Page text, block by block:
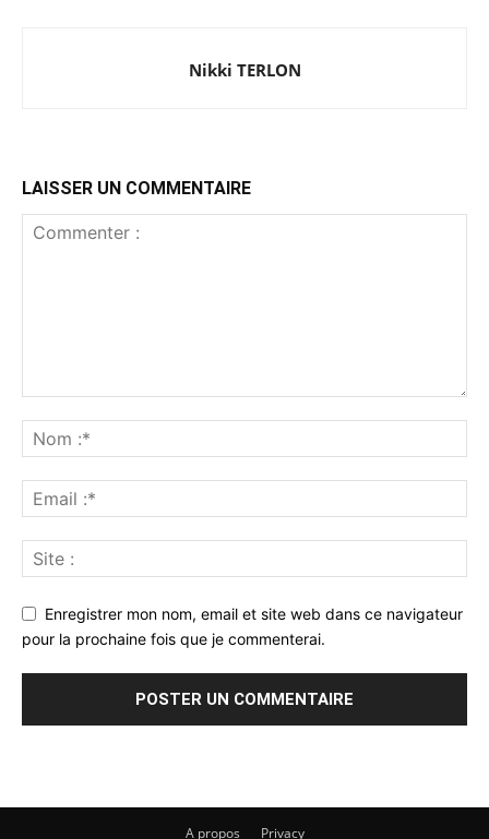
Nikki TERLON
LAISSER UN COMMENTAIRE
Enregistrer mon nom, email et site web dans ce navigateur
pour la prochaine fois que je commenterai.
A propos Privacy